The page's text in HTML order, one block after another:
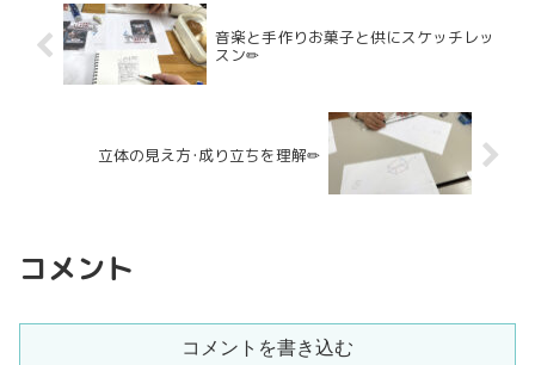
音楽と手作りお菓子と供にスケッチレッ
スン✏
立体の見え方･成り立ちを理解✏
コメント
コメントを書き込む